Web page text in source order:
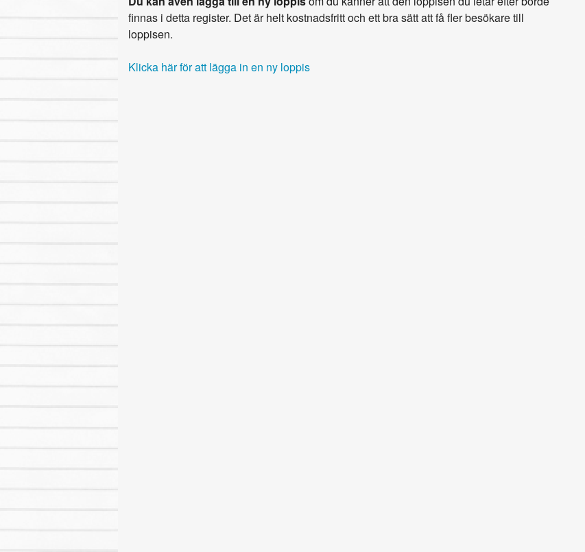
finnas i detta register. Det är helt kostnadsfritt och ett bra sätt att få fler besökare till
loppisen.
Klicka här för att lägga in en ny loppis